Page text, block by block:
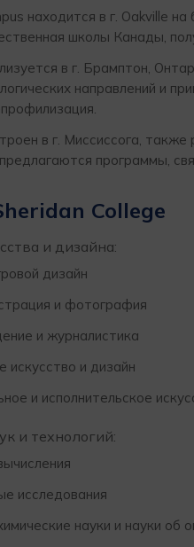
находится в г. Oakville
школы Канады,
в г. Брамптон,
направлений и
в г. Миссиссога,
программы,
College
и дизайна:
дизайн
и фотография
и журналистика
искусство и дизайн
и исполнительское
и технологий:
исследования
науки и науки